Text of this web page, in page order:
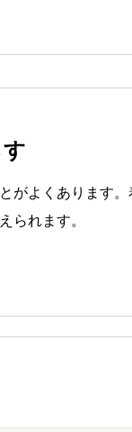
がよくあります
られます。